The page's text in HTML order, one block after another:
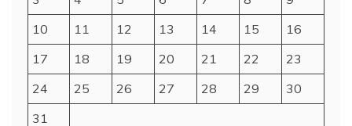
10
11 12 13 14 15
16
17
18 19 20 21 22
23
24
25 26 27 28 29
30
31